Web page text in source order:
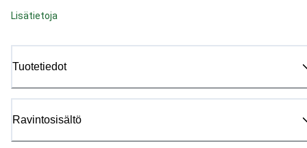
Lisätietoja
Tuotetiedot
Ravintosisältö